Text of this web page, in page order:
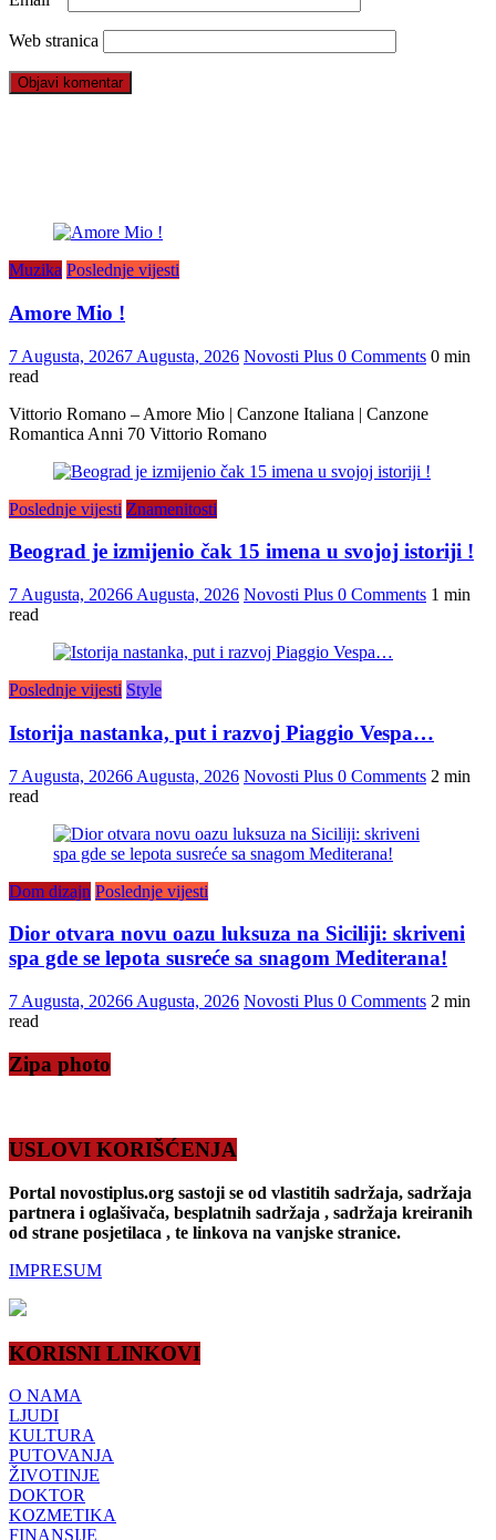
Web stranica
Muzika Poslednje vijesti
Amore Mio !
7 Augusta, 20267 Augusta, 2026 Novosti Plus 0 Comments 0 min
read
Vittorio Romano – Amore Mio | Canzone Italiana | Canzone
Romantica Anni 70 Vittorio Romano
Poslednje vijesti Znamenitosti
Beograd je izmijenio čak 15 imena u svojoj istoriji !
7 Augusta, 20266 Augusta, 2026 Novosti Plus 0 Comments 1 min
read
Poslednje vijesti Style
Istorija nastanka, put i razvoj Piaggio Vespa…
7 Augusta, 20266 Augusta, 2026 Novosti Plus 0 Comments 2 min
read
Dom dizajn Poslednje vijesti
Dior otvara novu oazu luksuza na Siciliji: skriveni
spa gde se lepota susreće sa snagom Mediterana!
7 Augusta, 20266 Augusta, 2026 Novosti Plus 0 Comments 2 min
read
Zipa photo
USLOVI KORIŠĆENJA
Portal novostiplus.org sastoji se od vlastitih sadržaja, sadržaja
partnera i oglašivača, besplatnih sadržaja , sadržaja kreiranih
od strane posjetilaca , te linkova na vanjske stranice.
IMPRESUM
KORISNI LINKOVI
O NAMA
LJUDI
KULTURA
PUTOVANJA
ŽIVOTINJE
DOKTOR
KOZMETIKA
FINANSIJE